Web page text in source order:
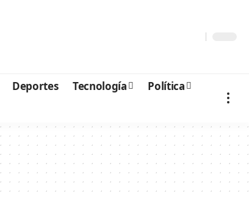
Deportes Tecnología
Política